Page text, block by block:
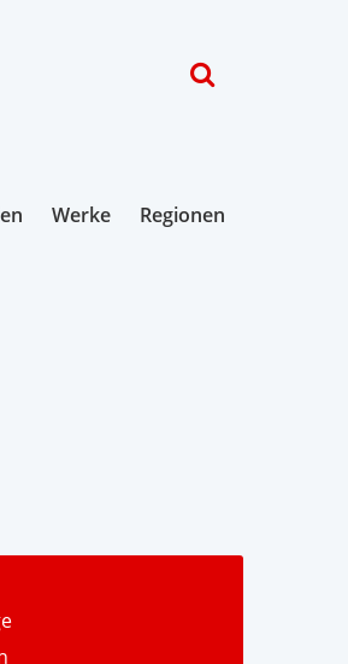
Werke Regionen